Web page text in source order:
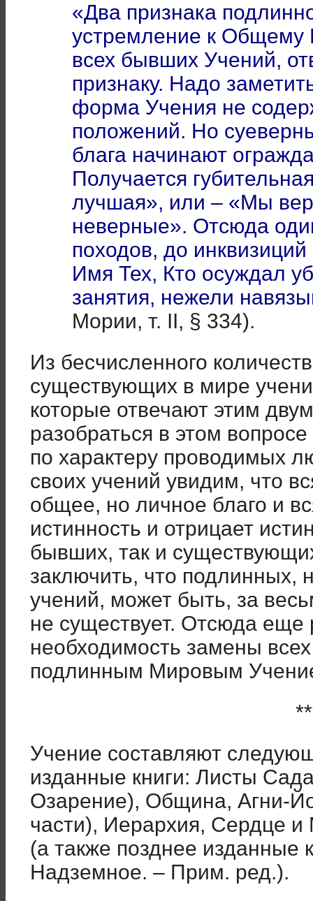
«Два признака
устремление к Общему
всех бывших Учений,
признаку. Надо
форма Учения не
положений. Но
блага начинают
Получается
лучшая», или – «Мы
неверные». Отсюда
походов, до
Имя Тех, Кто осуждал
занятия, нежели
Мории, т. II, § 334).
Из бесчисленного
существующих в мире
которые отвечают этим
разобраться в этом
по характеру проводимых
своих учений увидим, что
общее, но личное благо и
истинность и отрицает
бывших, так и
заключить, что
учений, может быть, за
не существует. Отсюда еще
необходимость замены
подлинным Мировым
Учение составляют
изданные книги: Листы
Озарение), Община, Агни-
части), Иерархия, Сердце
(а также позднее изданные
Надземное. – Прим. ред.).